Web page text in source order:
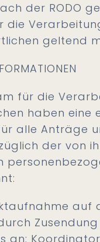
der RODO
die
geltend
für die
haben eine
alle Anträge
der von
auf
Zusendung
an: